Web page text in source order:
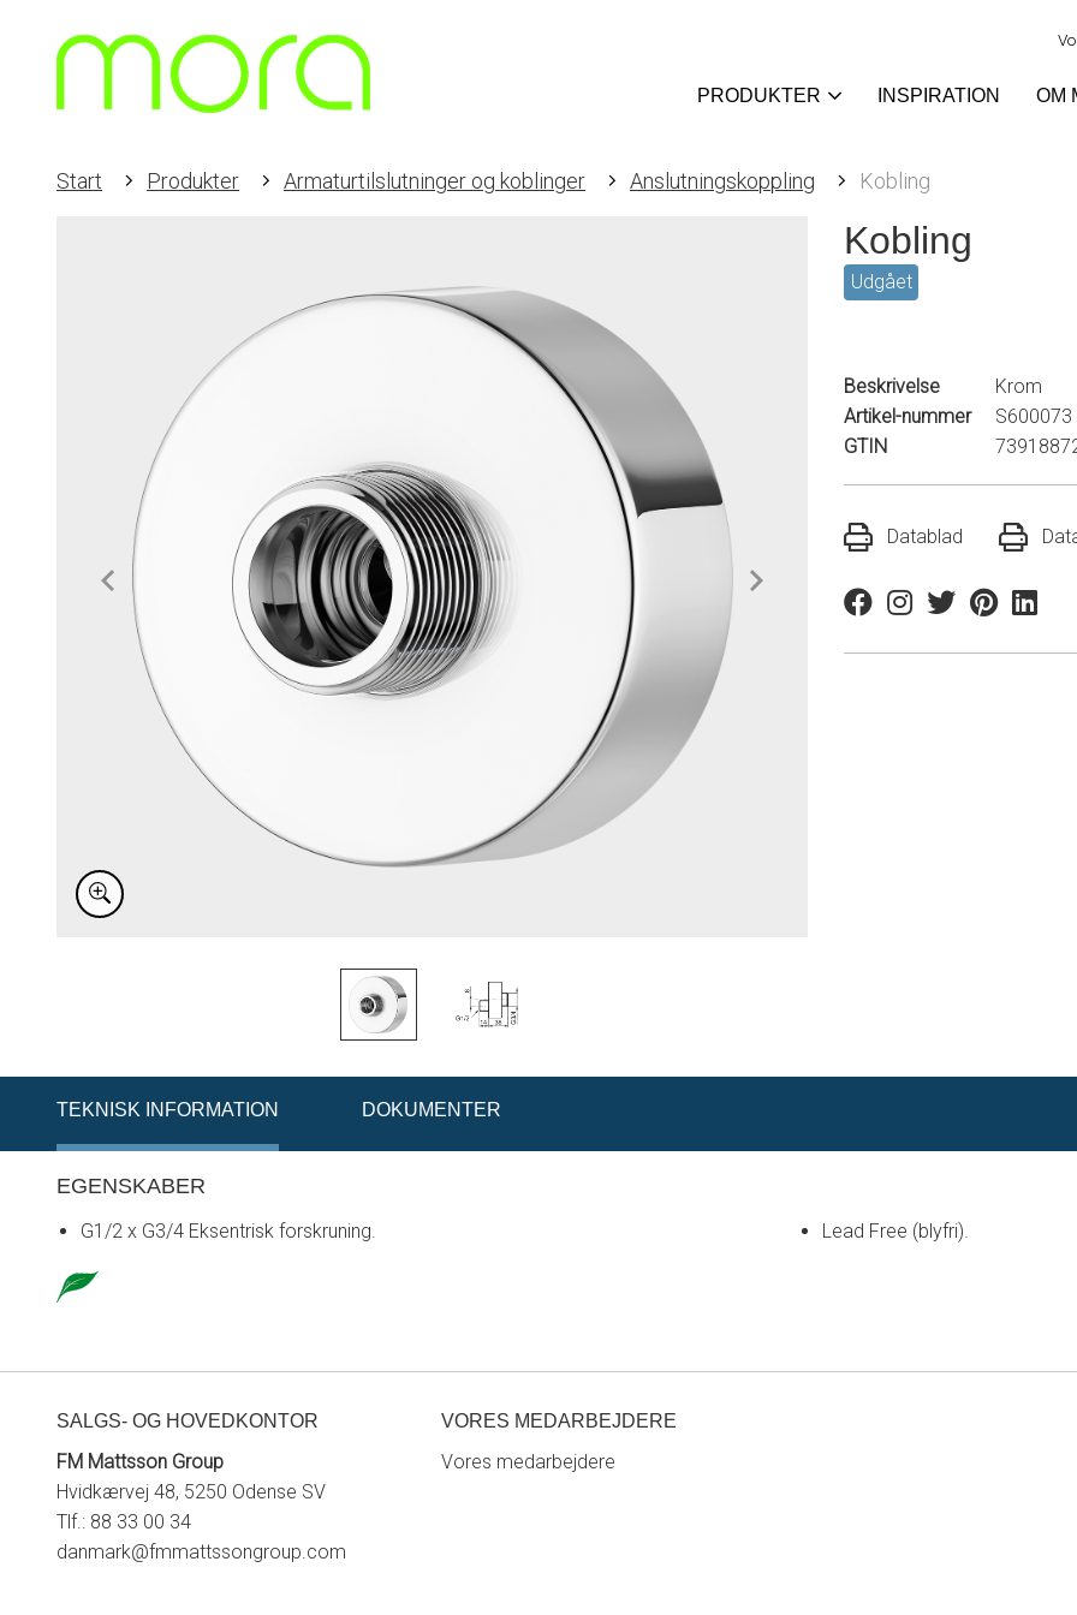
PRODUKTER INSPIRATION OM
Start Produkter Armaturtilslutninger og koblinger Anslutningskoppling Kobling
Kobling
Udgået
Beskrivelse
Krom
Artikel-nummer
S600073
GTIN
Datablad
FacebookInstagram
TwitterPinterest
TEKNISK INFORMATION DOKUMENTER
EGENSKABER
G1/2 x G3/4 Eksentrisk forskruning. Lead Free (blyfri).
SALGS- OG HOVEDKONTOR
FM Mattsson Group
Hvidkærvej 48, 5250 Odense SV
Tlf.: 88 33 00 34
danmark@fmmattssongroup.com
VORES MEDARBEJDERE
Vores medarbejdere